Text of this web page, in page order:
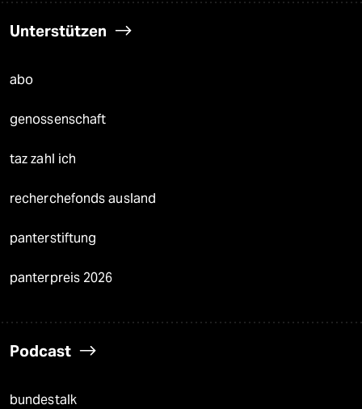
Unterstützen
abo
genossenschaft
taz zahl ich
recherchefonds ausland
panterstiftung
panterpreis 2026
Podcast
bundestalk